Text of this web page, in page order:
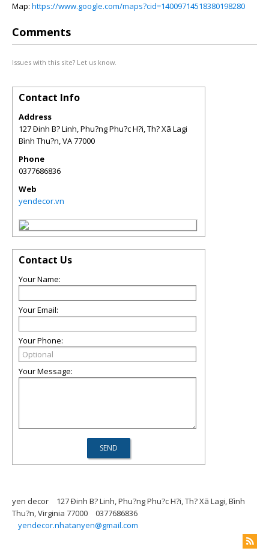
Map: https://www.google.com/maps?cid=14009714518380198280
Comments
Issues with this site? Let us know.
Contact Info
Address
127 Ðinh B? Linh, Phu?ng Phu?c H?i, Th? Xã Lagi
Bình Thu?n,VA77000
Phone
0377686836
Web
yendecor.vn
Contact Us
Your Name:
Your Email:
Your Phone:
Your Message:
yen decor
127 Ðinh B? Linh, Phu?ng Phu?c H?i, Th? Xã Lagi, Bình
Thu?n, Virginia 77000
0377686836
yendecor.nhatanyen@gmail.com